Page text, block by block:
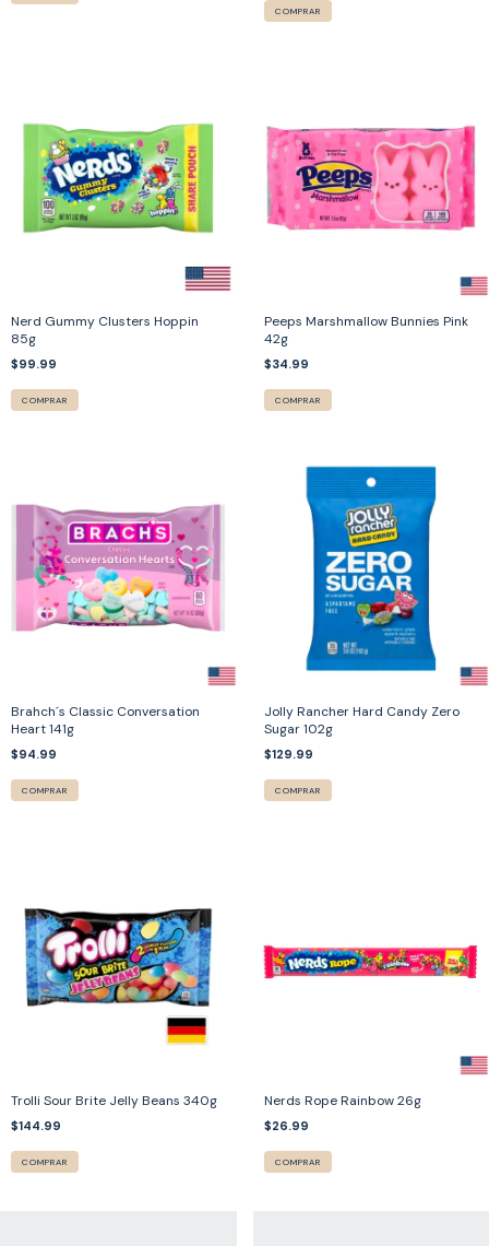
COMPRAR
Nerd Gummy Clusters Hoppin
85g
$99.99
COMPRAR
Peeps Marshmallow Bunnies Pink
42g
$34.99
COMPRAR
Brahch´s Classic Conversation
Heart 141g
$94.99
COMPRAR
Jolly Rancher Hard Candy Zero
Sugar 102g
$129.99
COMPRAR
Trolli Sour Brite Jelly Beans 340g
$144.99
COMPRAR
Nerds Rope Rainbow 26g
$26.99
COMPRAR